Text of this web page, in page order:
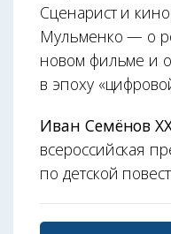
Сценарист и
Мульменко — о
новом фильме и
в эпоху
Иван Семёнов
всероссийская
по детской